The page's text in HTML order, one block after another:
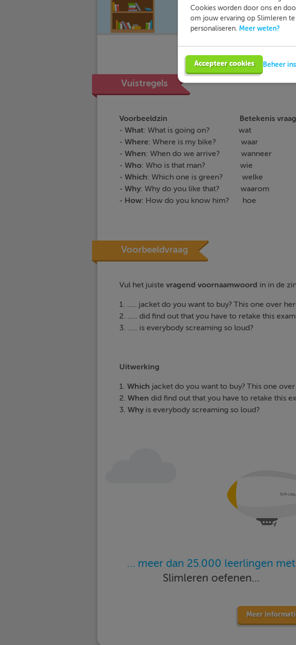
Meer
Vuistregels
Voorbeeldzin Betekenis
- What: What is going on?
- Where: Where is my bike?
- When: When do we arrive?
- Who: Who is that man?
- Which: Which one is green?
- Why: Why do you like that?
- How: How do you know him?
Voorbeeldvraag
Vul het juiste vragend voornaamwoord in in de
1. ..... jacket do you want to buy? This one over
2. ..... did find out that you have to retake this
3. ..... is everybody screaming so loud?
Uitwerking
1. Which jacket do you want to buy? This one
2. When did find out that you have to retake this
3. Whyis everybody screaming so loud?
… meer dan 25.000 leerlingen met
Slimleren oefenen…
Meer
Cookies worden door ons en
om jouw ervaring op Slimleren
personaliseren. Meer weten?
Accepteer cookies Beheer